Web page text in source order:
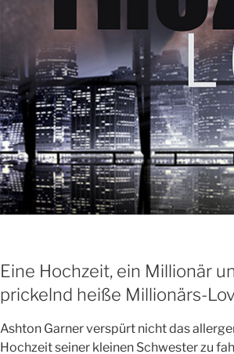
Eine Hochzeit, ein Millionär
prickelnd heiße Millionärs-
Ashton Garner verspürt nicht das
Hochzeit seiner kleinen Schwester zu